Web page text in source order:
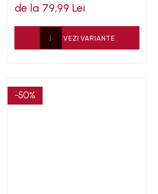
de la 79,99 Lei
VEZI VARIANTE
-50%